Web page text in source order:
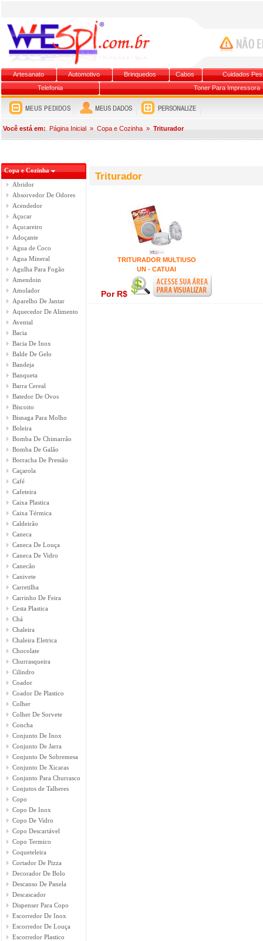
Artesanato Automotivo Brinquedos Cabos
Cuidados
Telefonia
Toner Para Impressora
Você está em: Página Inicial » Copa e Cozinha » Triturador
Copa e Cozinha
Abridor
Absorvedor De Odores
Acendedor
Açucar
Açucareiro
Adoçante
Agua de Coco
Agua Mineral
Agulha Para Fogão
Amendoin
Amolador
Aparelho De Jantar
Aquecedor De Alimento
Avental
Bacia
Bacia De Inox
Balde De Gelo
Bandeja
Banqueta
Barra Cereal
Batedor De Ovos
Biscoito
Bisnaga Para Molho
Boleira
Bomba De Chimarrão
Bomba De Galão
Borracha De Pressão
Caçarola
Café
Cafeteira
Caixa Plastica
Caixa Térmica
Caldeirão
Caneca
Caneca De Louça
Caneca De Vidro
Canecão
Canivete
Carretilha
Carrinho De Feira
Cesta Plastica
Chá
Chaleira
Chaleira Eletrica
Chocolate
Churrasqueira
Cilindro
Coador
Coador De Plastico
Colher
Colher De Sorvete
Concha
Conjunto De Inox
Conjunto De Jarra
Conjunto De Sobremesa
Conjunto De Xicaras
Conjunto Para Churrasco
Conjutos de Talheres
Copo
Copo De Inox
Copo De Vidro
Copo Descartável
Copo Termico
Coqueteleira
Cortador De Pizza
Decorador De Bolo
Descanso De Panela
Descascador
Dispenser Para Copo
Escorredor De Inox
Escorredor De Louça
Escorredor Plastico
Triturador
TRITURADOR MULTIUSO
UN - CATUAI
Por R$